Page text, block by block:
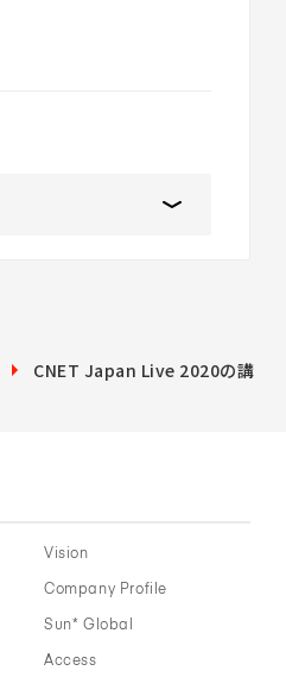
CNET Japan Live 2020の講
Vision
Company Profile
Sun* Global
Access